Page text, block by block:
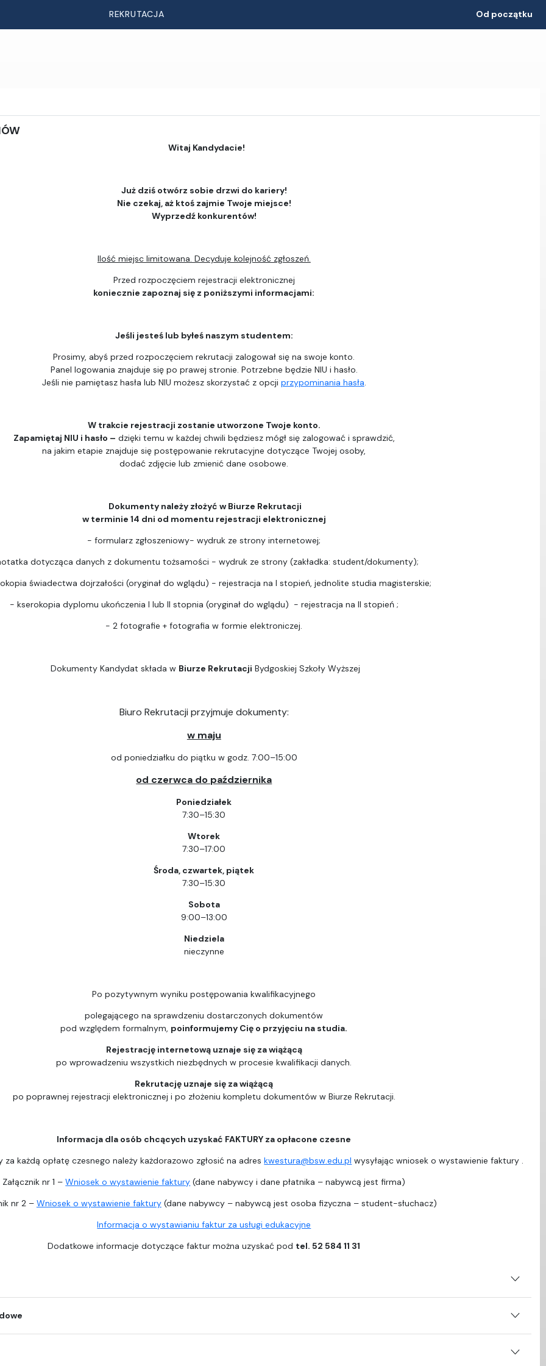
REKRUTACJA Od początku
Witaj Kandydacie!
Już dziś otwórz sobie drzwi do kariery!
Nie czekaj, aż ktoś zajmie Twoje miejsce!
Wyprzedź konkurentów!
Ilość miejsc limitowana. Decyduje kolejność zgłoszeń.
Przed rozpoczęciem rejestracji elektronicznej
koniecznie zapoznaj się z poniższymi informacjami:
Jeśli jesteś lub byłeś naszym studentem:
Prosimy, abyś przed rozpoczęciem rekrutacji zalogował się na swoje konto.
Panel logowania znajduje się po prawej stronie. Potrzebne będzie NIU i hasło.
Jeśli nie pamiętasz hasła lub NIU możesz skorzystać z opcji przypominania hasła
W trakcie rejestracji zostanie utworzone Twoje konto.
Zapamiętaj NIU i hasło – dzięki temu w każdej chwili będziesz mógł się zalogować i sprawdzić,
na jakim etapie znajduje się postępowanie rekrutacyjne dotyczące Twojej osoby,
dodać zdjęcie lub zmienić dane osobowe.
Dokumenty należy złożyć w Biurze Rekrutacji
w terminie 14 dni od momentu rejestracji elektronicznej
- formularz zgłoszeniowy- wydruk ze strony internetowej;
dotycząca danych z dokumentu tożsamości - wydruk ze strony (zakładka: student/dokumenty);
świadectwa dojrzałości (oryginał do wglądu) - rejestracja na I stopień, jednolite studia magisterskie;
- kserokopia dyplomu ukończenia I lub II stopnia (oryginał do wglądu) - rejestracja na II stopień ;
- 2 fotografie + fotografia w formie elektroniczej.
Dokumenty Kandydat składa w Biurze Rekrutacji Bydgoskiej Szkoły Wyższej
Biuro Rekrutacji przyjmuje dokumenty:
w maju
od poniedziałku do piątku w godz. 7:00–15:00
od czerwca do października
Poniedziałek
7:30–15:30
Wtorek
7:30–17:00
Środa, czwartek, piątek
7:30–15:30
Sobota
9:00–13:00
Niedziela
nieczynne
Po pozytywnym wyniku postępowania kwalifikacyjnego
polegającego na sprawdzeniu dostarczonych dokumentów
pod względem formalnym, poinformujemy Cię o przyjęciu na studia.
Rejestrację internetową uznaje się za wiążącą
po wprowadzeniu wszystkich niezbędnych w procesie kwalifikacji danych.
Rekrutację uznaje się za wiążącą
po poprawnej rejestracji elektronicznej i po złożeniu kompletu dokumentów w Biurze Rekrutacji.
Informacja dla osób chcących uzyskać FAKTURY za opłacone czesne
każdą opłatę czesnego należy każdorazowo zgłosić na adreskwestura@bsw.edu.pl wysyłając wniosek o wystawienie faktury .
Załącznik nr 1 –Wniosek o wystawienie faktury (dane nabywcy i dane płatnika – nabywcą jest firma)
nr 2 – Wniosek o wystawienie faktury(dane nabywcy – nabywcą jest osoba fizyczna – student-słuchacz)
Informacja o wystawianiu faktur za usługi edukacyjne
Dodatkowe informacje dotyczące faktur można uzyskać pod tel. 52 584 11 31